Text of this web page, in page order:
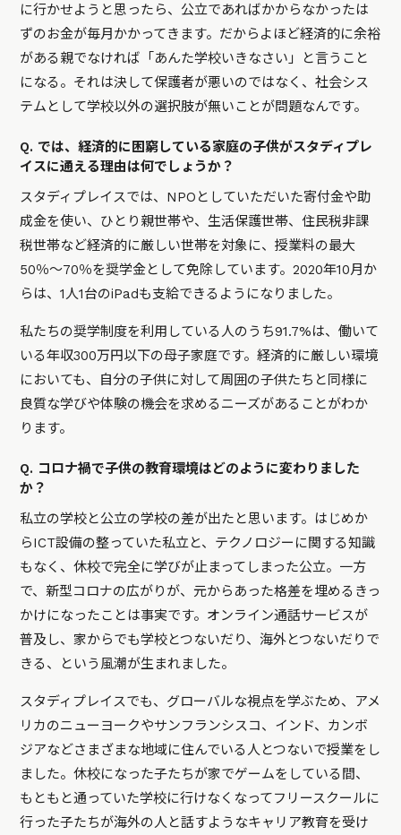
に行かせようと思ったら、公立であればかからなかったは
ずのお金が毎月かかってきます。だからよほど経済的に余裕
がある親でなければ「あんた学校いきなさい」と言うこと
になる。それは決して保護者が悪いのではなく、社会シス
テムとして学校以外の選択肢が無いことが問題なんです。
Q. では、経済的に困窮している家庭の子供がスタディプレ
イスに通える理由は何でしょうか？
スタディプレイスでは、NPOとしていただいた寄付金や助
成金を使い、ひとり親世帯や、生活保護世帯、住民税非課
税世帯など経済的に厳しい世帯を対象に、授業料の最大
50％～70％を奨学金として免除しています。2020年10月か
らは、1人1台のiPadも支給できるようになりました。
私たちの奨学制度を利用している人のうち91.7%は、働いて
いる年収300万円以下の母子家庭です。経済的に厳しい環境
においても、自分の子供に対して周囲の子供たちと同様に
良質な学びや体験の機会を求めるニーズがあることがわか
ります。
Q. コロナ禍で子供の教育環境はどのように変わりました
か？
私立の学校と公立の学校の差が出たと思います。はじめか
らICT設備の整っていた私立と、テクノロジーに関する知識
もなく、休校で完全に学びが止まってしまった公立。一方
で、新型コロナの広がりが、元からあった格差を埋めるきっ
かけになったことは事実です。オンライン通話サービスが
普及し、家からでも学校とつないだり、海外とつないだりで
きる、という風潮が生まれました。
スタディプレイスでも、グローバルな視点を学ぶため、アメ
リカのニューヨークやサンフランシスコ、インド、カンボ
ジアなどさまざまな地域に住んでいる人とつないで授業をし
ました。休校になった子たちが家でゲームをしている間、
もともと通っていた学校に行けなくなってフリースクールに
行った子たちが海外の人と話すようなキャリア教育を受け